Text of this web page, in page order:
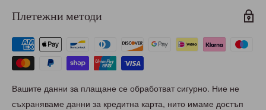
Плетежни методи
Вашите данни за плащане се обработват сигурно. Ние не
съхраняваме данни за кредитна карта, нито имаме достъп